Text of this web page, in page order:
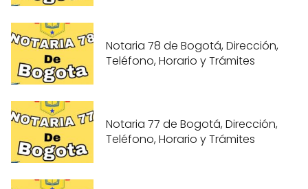
Notaria 78 de Bogotá, Dirección,
Teléfono, Horario y Trámites
Notaria 77 de Bogotá, Dirección,
Teléfono, Horario y Trámites